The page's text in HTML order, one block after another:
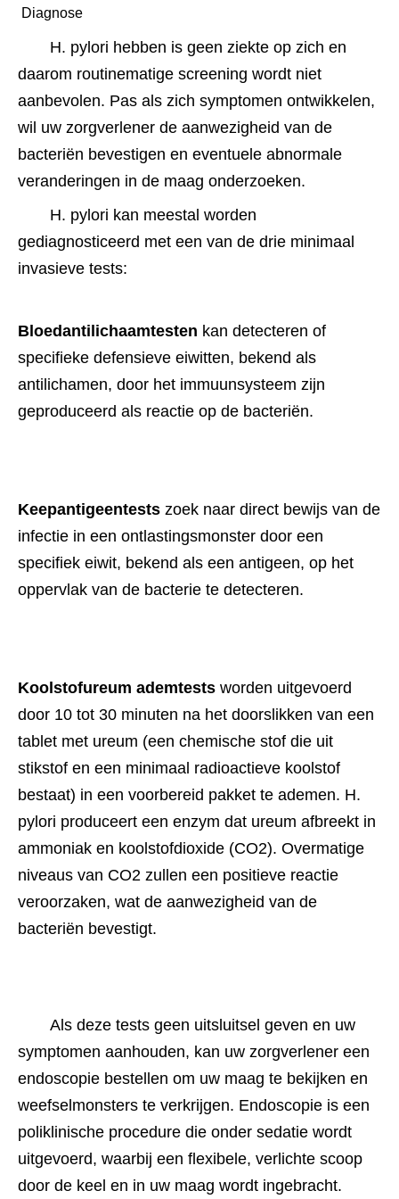
Diagnose
H. pylori hebben is geen ziekte op zich en
daarom routinematige screening wordt niet
aanbevolen. Pas als zich symptomen ontwikkelen,
wil uw zorgverlener de aanwezigheid van de
bacteriën bevestigen en eventuele abnormale
veranderingen in de maag onderzoeken.
H. pylori kan meestal worden
gediagnosticeerd met een van de drie minimaal
invasieve tests:
Bloedantilichaamtesten kan detecteren of
specifieke defensieve eiwitten, bekend als
antilichamen, door het immuunsysteem zijn
geproduceerd als reactie op de bacteriën.
Keepantigeentests zoek naar direct bewijs van de
infectie in een ontlastingsmonster door een
specifiek eiwit, bekend als een antigeen, op het
oppervlak van de bacterie te detecteren.
Koolstofureum ademtests worden uitgevoerd
door 10 tot 30 minuten na het doorslikken van een
tablet met ureum (een chemische stof die uit
stikstof en een minimaal radioactieve koolstof
bestaat) in een voorbereid pakket te ademen. H.
pylori produceert een enzym dat ureum afbreekt in
ammoniak en koolstofdioxide (CO2). Overmatige
niveaus van CO2 zullen een positieve reactie
veroorzaken, wat de aanwezigheid van de
bacteriën bevestigt.
Als deze tests geen uitsluitsel geven en uw
symptomen aanhouden, kan uw zorgverlener een
endoscopie bestellen om uw maag te bekijken en
weefselmonsters te verkrijgen. Endoscopie is een
poliklinische procedure die onder sedatie wordt
uitgevoerd, waarbij een flexibele, verlichte scoop
door de keel en in uw maag wordt ingebracht.